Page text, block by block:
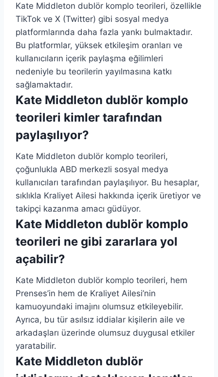
Kate Middleton dublör komplo teorileri, özellikle
TikTok ve X (Twitter) gibi sosyal medya
platformlarında daha fazla yankı bulmaktadır.
Bu platformlar, yüksek etkileşim oranları ve
kullanıcıların içerik paylaşma eğilimleri
nedeniyle bu teorilerin yayılmasına katkı
sağlamaktadır.
Kate Middleton dublör komplo
teorileri kimler tarafından
paylaşılıyor?
Kate Middleton dublör komplo teorileri,
çoğunlukla ABD merkezli sosyal medya
kullanıcıları tarafından paylaşılıyor. Bu hesaplar,
sıklıkla Kraliyet Ailesi hakkında içerik üretiyor ve
takipçi kazanma amacı güdüyor.
Kate Middleton dublör komplo
teorileri ne gibi zararlara yol
açabilir?
Kate Middleton dublör komplo teorileri, hem
Prenses’in hem de Kraliyet Ailesi’nin
kamuoyundaki imajını olumsuz etkileyebilir.
Ayrıca, bu tür asılsız iddialar kişilerin aile ve
arkadaşları üzerinde olumsuz duygusal etkiler
yaratabilir.
Kate Middleton dublör